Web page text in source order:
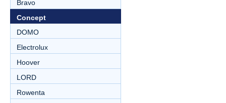
Bravo
Concept
DOMO
Electrolux
Hoover
LORD
Rowenta